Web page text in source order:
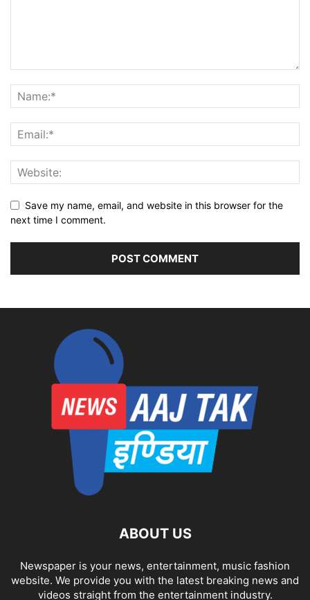
Save my name, email, and website in this browser for the
next time I comment.
ABOUT US
Newspaper is your news, entertainment, music fashion
website. We provide you with the latest breaking news and
videos straight from the entertainment industry.